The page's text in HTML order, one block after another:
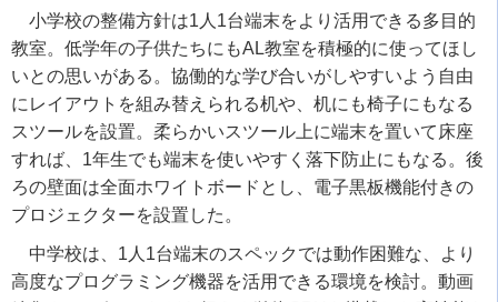
小学校の整備方針は1 人 1台端末をより活用できる多目的
教室。低学年の子供たちにもAL教室を積極的に使ってほし
いとの思いがある。協働的な学び合いがしやすいよう自由
にレイアウトを組み替えられる机や、机にも椅子にもなる
スツールを設置。柔らかいスツール上に端末を置いて床座
すれば、 1年生でも端末を使いやすく落下防止にもなる。後
ろの壁面は全面ホワイトボードとし、電子黒板機能付きの
プロジェクターを設置した。
中学校は、 1 人 1台端末のスペックでは動作困難な、より
高度なプログラミング機器を活用できる環境を検討。動画